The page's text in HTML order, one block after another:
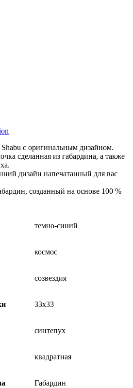
с оригинальным дизайном.
сделанная из габардина, а также
дизайн напечатанный для вас
созданный на основе 100 %
темно-синий
космос
созвездия
33х33
синтепух
квадратная
Габардин